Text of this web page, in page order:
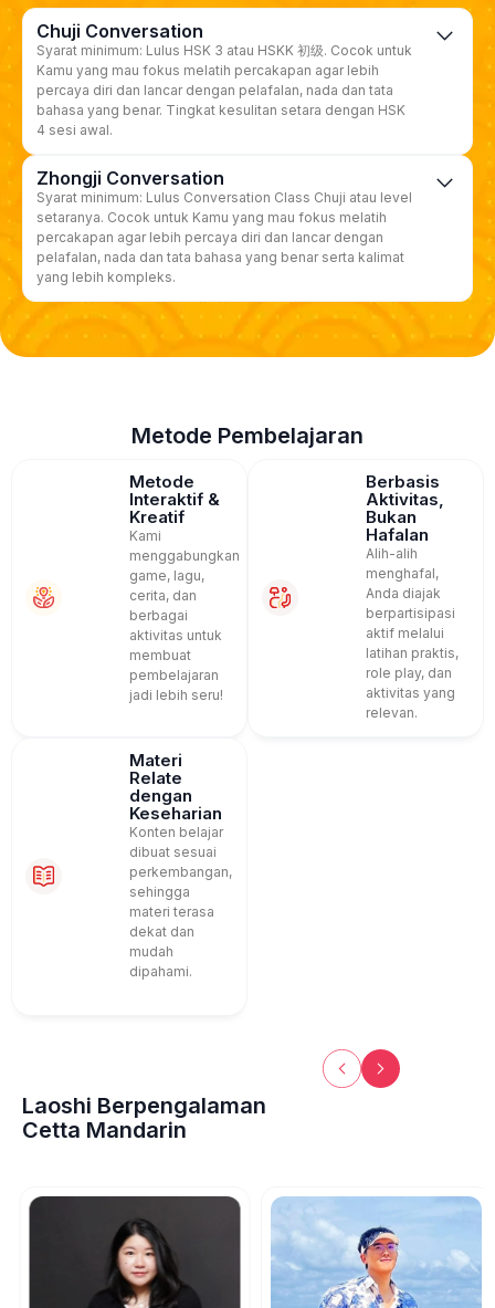
Chuji Conversation
Syarat minimum: Lulus HSK 3 atau HSKK 初级. Cocok untuk
Kamu yang mau fokus melatih percakapan agar lebih
percaya diri dan lancar dengan pelafalan, nada dan tata
bahasa yang benar. Tingkat kesulitan setara dengan HSK
4 sesi awal.
Zhongji Conversation
Syarat minimum: Lulus Conversation Class Chuji atau level
setaranya. Cocok untuk Kamu yang mau fokus melatih
percakapan agar lebih percaya diri dan lancar dengan
pelafalan, nada dan tata bahasa yang benar serta kalimat
yang lebih kompleks.
Metode Pembelajaran
Metode
Interaktif &
Kreatif
Kami
menggabungkan
game, lagu,
cerita, dan
berbagai
aktivitas untuk
membuat
pembelajaran
jadi lebih seru!
Berbasis
Aktivitas,
Bukan
Hafalan
Alih-alih
menghafal,
Anda diajak
berpartisipasi
aktif melalui
latihan praktis,
role play, dan
aktivitas yang
relevan.
Materi
Relate
dengan
Keseharian
Konten belajar
dibuat sesuai
perkembangan,
sehingga
materi terasa
dekat dan
mudah
dipahami.
Laoshi Berpengalaman
Cetta Mandarin